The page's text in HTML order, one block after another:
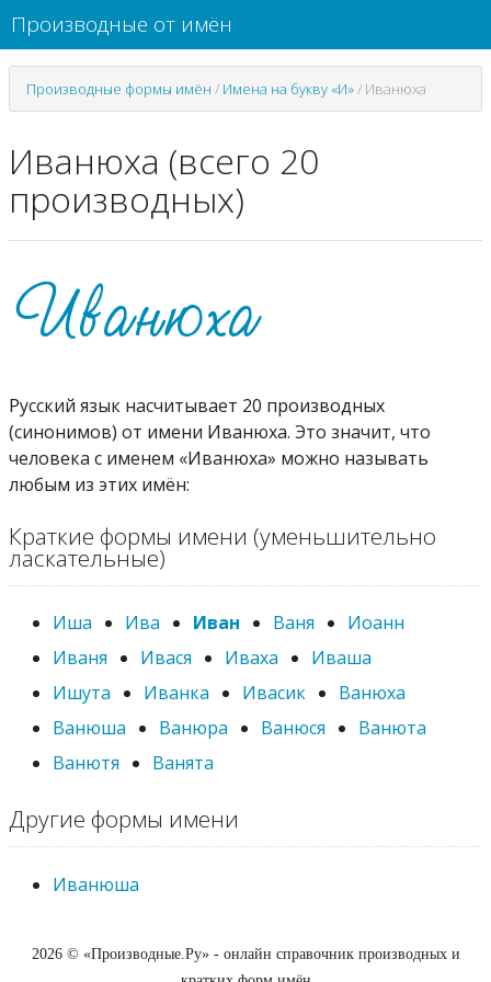
Производные от имён
Производные формы имён / Имена на букву «И»/ Иванюха
Иванюха (всего 20
производных)
Русский язык насчитывает 20 производных
(синонимов) от имени Иванюха. Это значит, что
человека с именем «Иванюха» можно называть
любым из этих имён:
Краткие формы имени (уменьшительно
ласкательные)
Иша Ива Иван Ваня
Иоанн
Иваня
Ивася Иваха
Иваша
Ишута
Иванка Ивасик
Ванюха
Ванюша
Ванюра Ванюся
Ванюта
Ванютя
Ванята
Другие формы имени
Иванюша
2026 © «Производные.Ру» - онлайн справочник производных и